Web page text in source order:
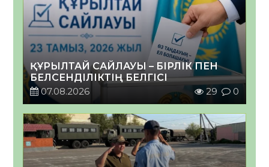
ҚҰРЫЛТАЙ САЙЛАУЫ – БІРЛІК ПЕН
БЕЛСЕНДІЛІКТІҢ БЕЛГІСІ
07.08.2026
29 0